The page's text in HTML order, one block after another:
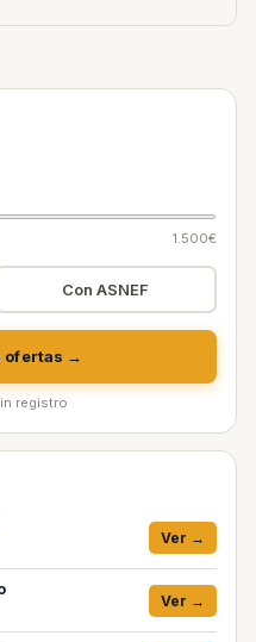
1.500€
Con ASNEF
ofertas →
registro
Ver →
Ver →